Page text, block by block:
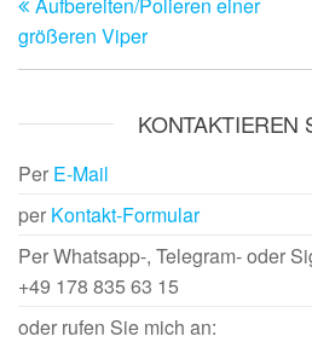
Beitrag
größeren Viper
KONTAKTIEREN
Per E-Mail
per Kontakt-Formular
Per Whatsapp-, Telegram- oder
+49 178 835 63 15
oder rufen Sie mich an: